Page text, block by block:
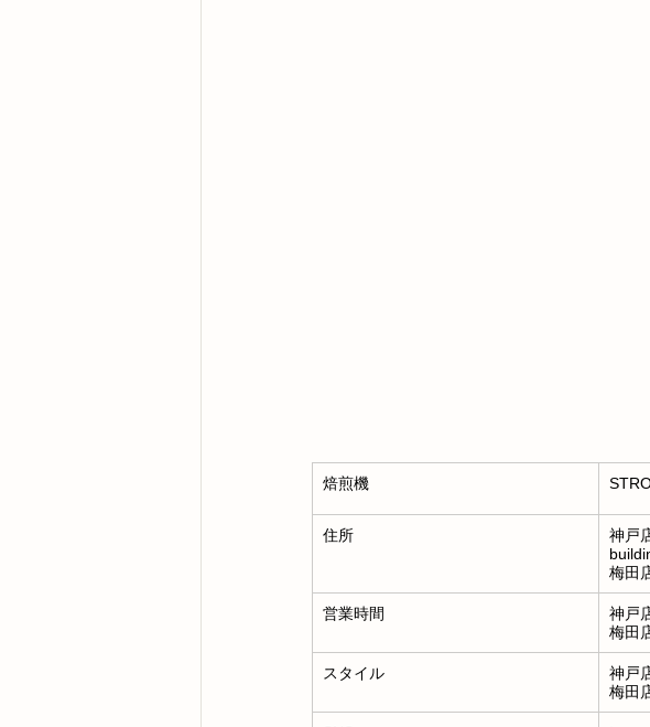
焙煎機
住所
神戸
梅田
営業時間
神戸
梅田
スタイル
神戸
梅田